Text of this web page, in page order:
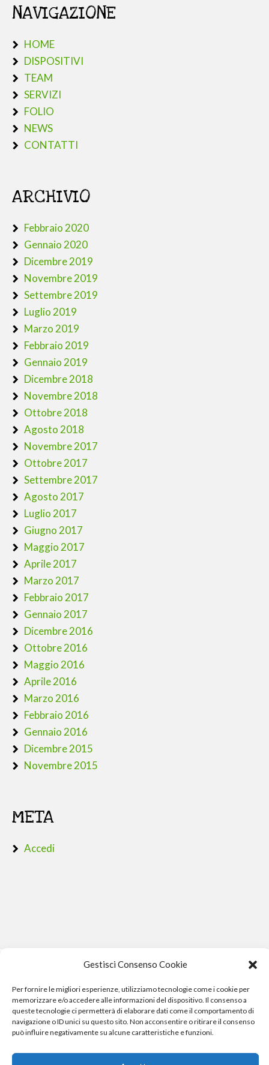
Gestisci Consenso Cookie
Per fornire le migliori esperienze, utilizziamo tecnologie come i cookie per
memorizzare e/o accedere alle informazioni del dispositivo. Il consenso a
queste tecnologie ci permetterà di elaborare dati come il comportamento di
navigazione o ID unici su questo sito. Non acconsentire o ritirare il consenso
può influire negativamente su alcune caratteristiche e funzioni.
NAVIGAZIONE
HOME
DISPOSITIVI
TEAM
SERVIZI
FOLIO
NEWS
CONTATTI
ARCHIVIO
Febbraio 2020
Gennaio 2020
Dicembre 2019
Novembre 2019
Settembre 2019
Luglio 2019
Marzo 2019
Febbraio 2019
Gennaio 2019
Dicembre 2018
Novembre 2018
Ottobre 2018
Agosto 2018
Novembre 2017
Ottobre 2017
Settembre 2017
Agosto 2017
Luglio 2017
Giugno 2017
Maggio 2017
Aprile 2017
Marzo 2017
Febbraio 2017
Gennaio 2017
Dicembre 2016
Ottobre 2016
Maggio 2016
Aprile 2016
Marzo 2016
Febbraio 2016
Gennaio 2016
Dicembre 2015
Novembre 2015
META
Accedi
Phone Crash - riparazione iphone pisa smartphone computer